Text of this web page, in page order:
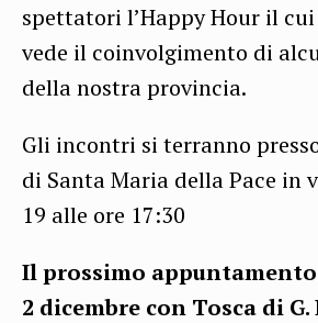
spettatori l’Happy Hour il
vede il coinvolgimento di
della nostra provincia.
Gli incontri si terranno
di Santa Maria della Pace in
19 alle ore 17:30
Il prossimo
2 dicembre con Tosca di G.